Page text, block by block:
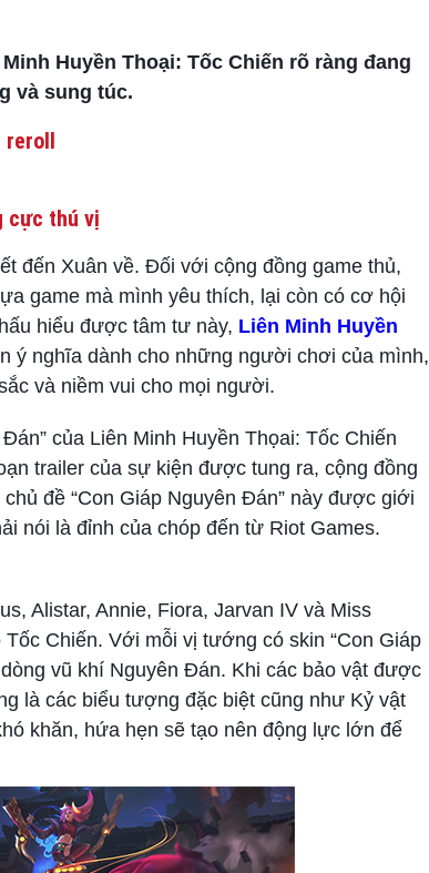
Huyền Thoại: Tốc Chiến rõ ràng đang
và sung túc.
reroll
cực thú vị
đến Xuân về. Đối với cộng đồng game thủ,
game mà mình yêu thích, lại còn có cơ hội
hiểu được tâm tư này, Liên Minh Huyền
ý nghĩa dành cho những người chơi của mình,
sắc và niềm vui cho mọi người.
của Liên Minh Huyền Thọai: Tốc Chiến
trailer của sự kiện được tung ra, cộng đồng
đề “Con Giáp Nguyên Đán” này được giới
nói là đỉnh của chóp đến từ Riot Games.
Alistar, Annie, Fiora, Jarvan IV và Miss
Chiến. Với mỗi vị tướng có skin “Con Giáp
vũ khí Nguyên Đán. Khi các bảo vật được
là các biểu tượng đặc biệt cũng như Kỷ vật
khăn, hứa hẹn sẽ tạo nên động lực lớn để